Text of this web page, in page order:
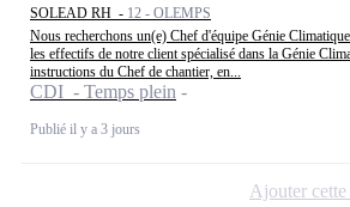
SOLEAD RH - 12 - OLEMPS
Nous recherchons un(e) Chef d'équipe Génie
les effectifs de notre client spécialisé dans la Génie
instructions du Chef de chantier, en...
CDI - Temps plein
Publié il y a 3 jours
Ajouter